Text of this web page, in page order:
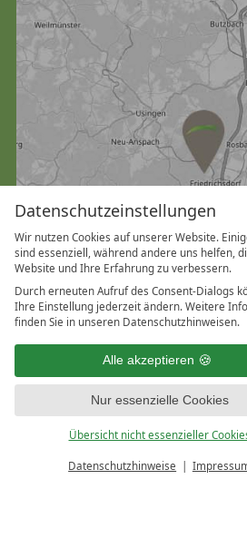
Datenschutzeinstellungen
Wir nutzen Cookies auf unserer Website.
sind essenziell, während andere uns helfen,
Website und Ihre Erfahrung zu verbessern.
Durch erneuten Aufruf des Consent-Dialogs
Ihre Einstellung jederzeit ändern. Weitere
finden Sie in unseren Datenschutzhinweisen.
Alle akzeptieren
Nur essenzielle Cookies
Übersicht nicht essenzieller
Datenschutzhinweise
ZIMMER BUCHEN